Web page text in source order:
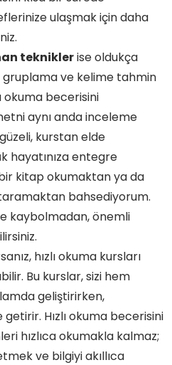
ulaşmak için daha
tekniklerise oldukça
ve kelime tahmin
okuma becerisini
aynı anda inceleme
kurstan elde
hayatınıza entegre
kitap okumaktan ya da
bahsediyorum.
kaybolmadan, önemli
hızlı okuma kursları
Bu kurslar, sizi hem
geliştirirken,
Hızlı okuma becerisini
hızlıca okumakla kalmaz;
ve bilgiyi akıllıca